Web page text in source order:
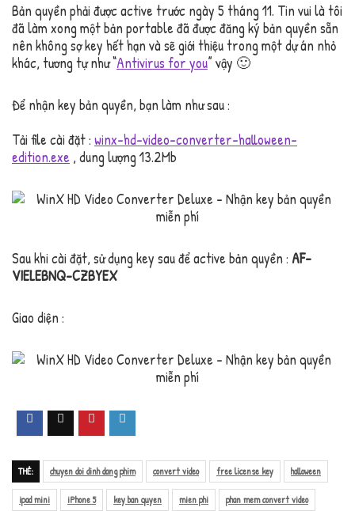
Bản quyền phải được active trước ngày 5 tháng 11. Tin vui là tôi
đã làm xong một bản portable đã được đăng ký bản quyền sẵn
nên không sợ key hết hạn và sẽ giới thiệu trong một dự án nhỏ
khác, tương tự như “Antivirus for you” vậy 🙂
Để nhận key bản quyền, bạn làm như sau :
Tải file cài đặt : winx-hd-video-converter-halloween-
edition.exe , dung lượng 13.2Mb
Sau khi cài đặt, sử dụng key sau để active bản quyền : AF-
VIELEBNQ-CZBYEX
Giao diện :
THẺ: chuyen doi dinh dang phim convert video free license key halloween
ipad mini iPhone 5 key ban quyen mien phi phan mem convert video